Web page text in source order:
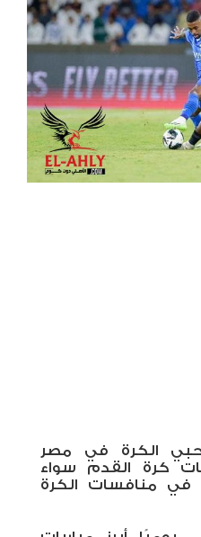
الكرة في مصر
كرة القدم سواء
في منافسات الكرة